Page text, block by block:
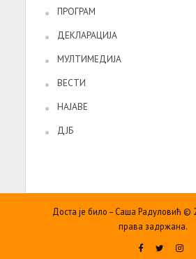
ПРОГРАМ
ДЕКЛАРАЦИЈА
МУЛТИМЕДИЈА
ВЕСТИ
НАЈАВЕ
ДЈБ
Доста је било – Саша Радуловић ©
права задржана.